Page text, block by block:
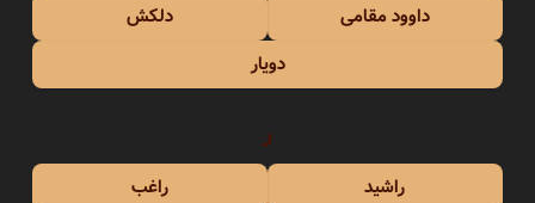
داوود مقامی
دلکش
دویار
ر
راشید
راغب